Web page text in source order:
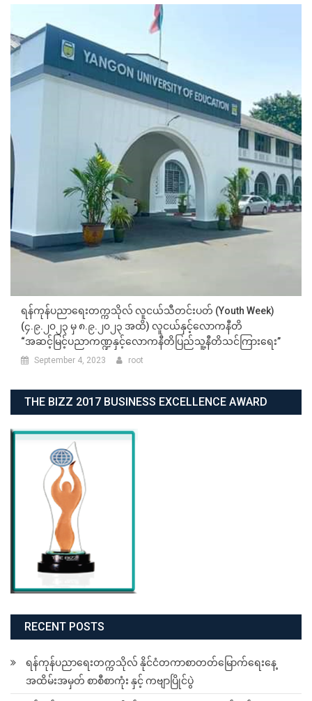
ရန်ကုန်ပညာရေးတက္ကသိုလ် လူငယ်သီတင်းပတ် (Youth Week)
(၄.၉.၂၀၂၃ မှ ၈.၉.၂၀၂၃ အထိ) လူငယ်နှင့်လောကနီတိ
“အဆင့်မြင့်ပညာကဏ္ဍနှင့်လောကနီတိပြည်သူ့နီတိသင်ကြားရေး”
THE BIZZ 2017 BUSINESS EXCELLENCE AWARD
RECENT POSTS
ရန်ကုန်ပညာရေးတက္ကသိုလ် နိုင်ငံတကာစာတတ်မြောက်ရေးနေ့
အထိမ်းအမှတ် စာစီစာကုံး နှင့် ကဗျာပြိုင်ပွဲ